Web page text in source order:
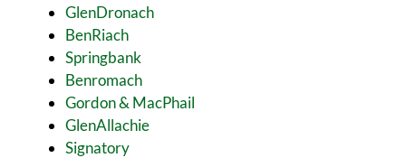
GlenDronach
BenRiach
Springbank
Benromach
Gordon & MacPhail
GlenAllachie
Signatory